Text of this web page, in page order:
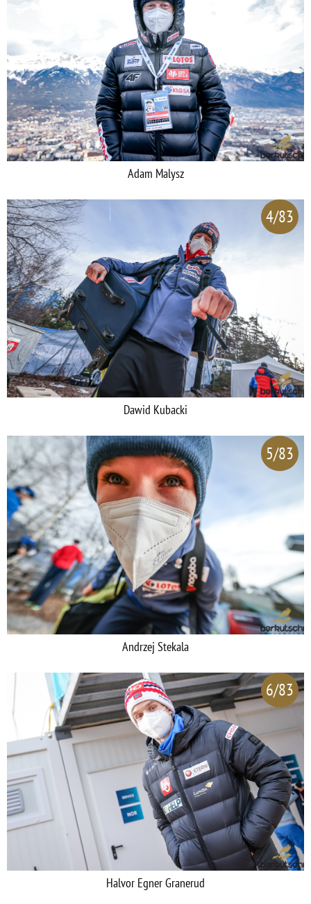
Adam Malysz
4/83
Dawid Kubacki
5/83
Andrzej Stekala
6/83
Halvor Egner Granerud